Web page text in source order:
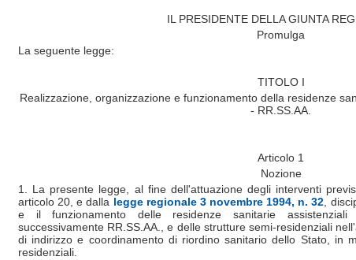
IL PRESIDENTE DELLA GIUNTA
Promulga
La seguente legge:
TITOLO I
Realizzazione, organizzazione e funzionamento della residenze
- RR.SS.AA.
Articolo 1
Nozione
1. La presente legge, al fine dell'attuazione degli interventi
articolo 20, e dalla legge regionale 3 novembre 1994, n. 32 ,
e il funzionamento delle residenze sanitarie
successivamente RR.SS.AA., e delle strutture semi-residenziali
di indirizzo e coordinamento di riordino sanitario dello Stato, in
residenziali.